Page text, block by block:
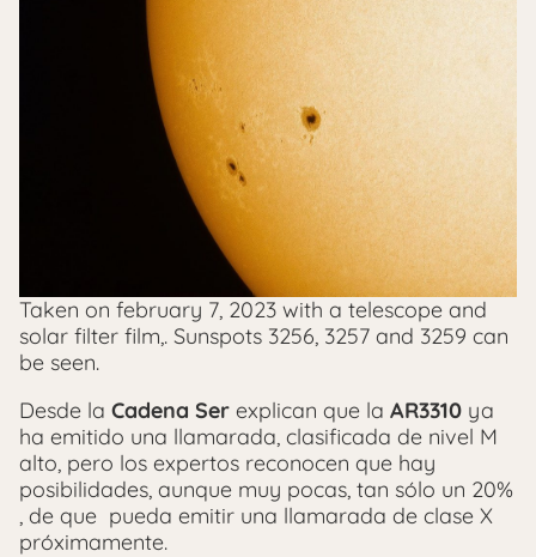
Taken on february 7, 2023 with a telescope and
solar filter film,. Sunspots 3256, 3257 and 3259 can
be seen.
Desde la Cadena Ser explican que la AR3310 ya
ha emitido una llamarada, clasificada de nivel M
alto, pero los expertos reconocen que hay
posibilidades, aunque muy pocas, tan sólo un 20%
, de que pueda emitir una llamarada de clase X
próximamente.